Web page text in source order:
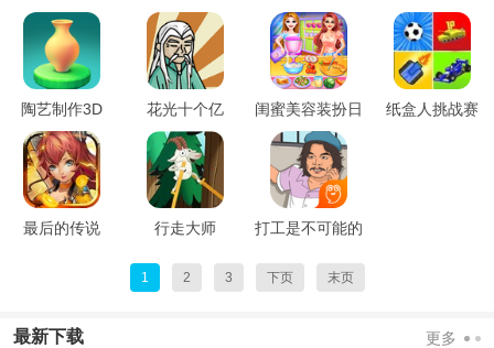
陶艺制作3D 花光十个亿
闺蜜美容装扮日
记
纸盒人挑战赛
最后的传说 行走大师 打工是不可能的
1 2 3 下页 末页
最新下载 更多